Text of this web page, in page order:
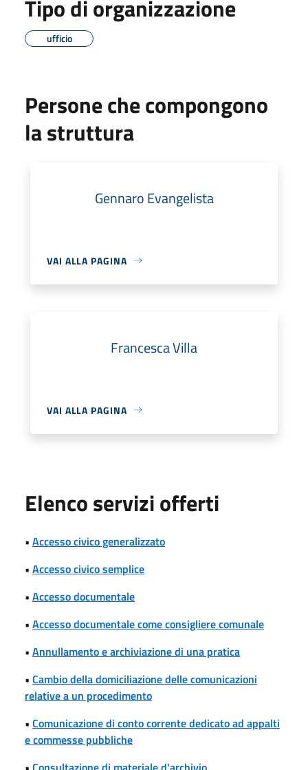
Tipo di organizzazione
ufficio
Persone che compongono
la struttura
Gennaro Evangelista
VAI ALLA PAGINA
Francesca Villa
VAI ALLA PAGINA
Elenco servizi offerti
• Accesso civico generalizzato
• Accesso civico semplice
• Accesso documentale
• Accesso documentale come consigliere comunale
• Annullamento e archiviazione di una pratica
• Cambio della domiciliazione delle comunicazioni
relative a un procedimento
• Comunicazione di conto corrente dedicato ad appalti
e commesse pubbliche